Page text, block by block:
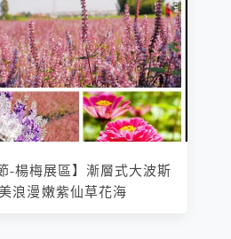
-楊梅展區】漸層式大波斯
浪漫嫩紫仙草花海